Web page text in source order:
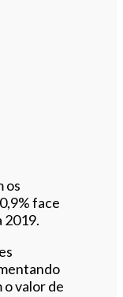
os
face
2019.
o valor de